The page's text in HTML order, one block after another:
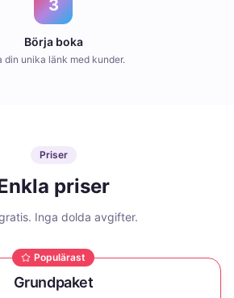
3
Börja boka
din unika länk med kunder.
Priser
priser
Inga dolda avgifter.
Populärast
Grundpaket